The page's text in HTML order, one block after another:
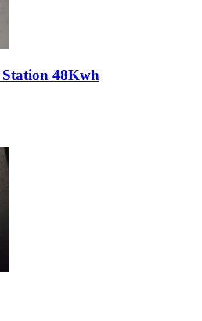
48Kwh